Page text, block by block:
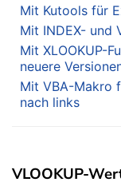
Mit Kutools für
Mit INDEX- und
Mit XLOOKUP-
neuere
Mit VBA-Makro
nach links
VLOOKUP-